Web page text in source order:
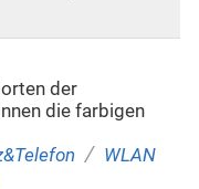
der
die farbigen
/ WLAN